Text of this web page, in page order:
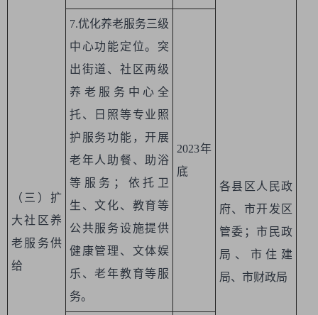
（三）扩
大社区养
老服务供
给
各县区人民政
府、市开发区
管委；市民政
局、市住建
局、市财政局
7.优化养老服务三级
中心功能定位。突
出街道、社区两级
养老服务中心全
托、日照等专业照
护服务功能，开展
老年人助餐、助浴
等服务；依托卫
生、文化、教育等
公共服务设施提供
健康管理、文体娱
乐、老年教育等服
务。
2023年
底